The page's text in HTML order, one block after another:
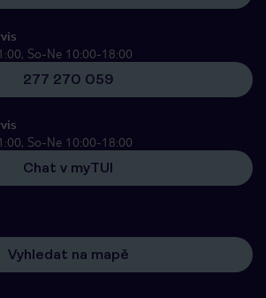
So-Ne 10:00-18:00
277 270 059
So-Ne 10:00-18:00
Chat v myTUI
Vyhledat na mapě